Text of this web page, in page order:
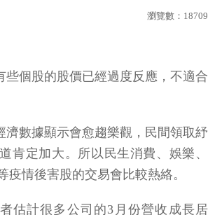
瀏覽數： 18709
些個股的股價已經過度反應，不適合
濟數據顯示會愈趨樂觀，民間領取紓
肯定加大。所以民生消費、娛樂、
疫情後害股的交易會比較熱絡。
估計很多公司的3月份營收成長居